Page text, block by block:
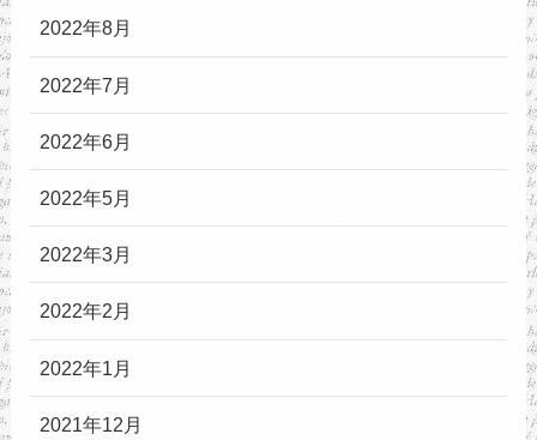
2022年8月
2022年7月
2022年6月
2022年5月
2022年3月
2022年2月
2022年1月
2021年12月